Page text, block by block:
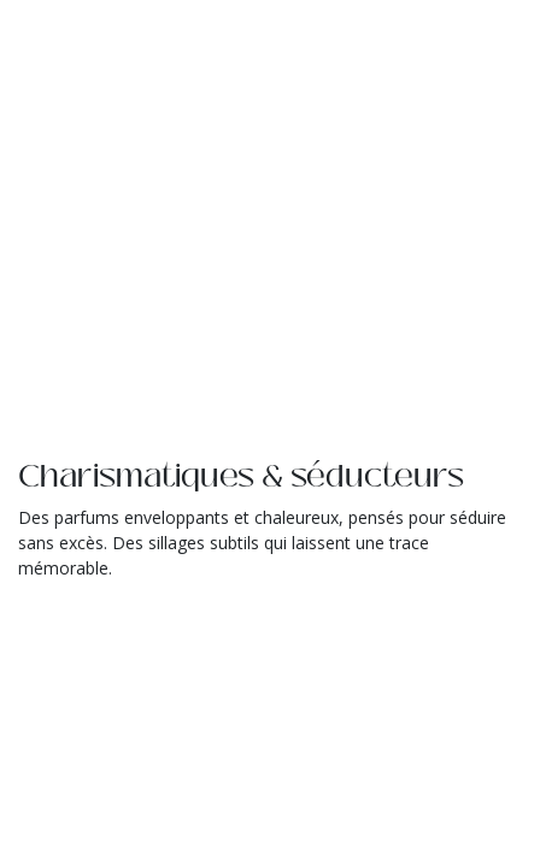
Charismatiques & séducteurs
Des parfums enveloppants et chaleureux, pensés pour séduire
sans excès. Des sillages subtils qui laissent une trace
mémorable.